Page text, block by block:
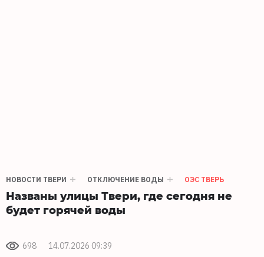
НОВОСТИ ТВЕРИ ОТКЛЮЧЕНИЕ ВОДЫ ОЭС ТВЕРЬ
Названы улицы Твери, где сегодня не
будет горячей воды
698 14.07.2026 09:39